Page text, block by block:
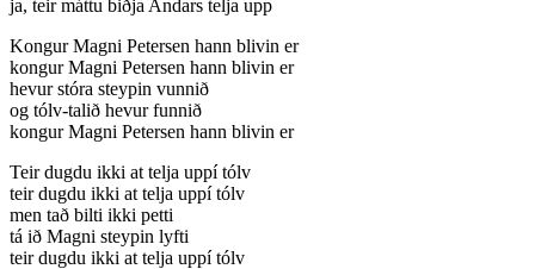
ja, teir máttu biðja Andars telja upp
Kongur Magni Petersen hann blivin er
kongur Magni Petersen hann blivin er
hevur stóra steypin vunnið
og tólv-talið hevur funnið
kongur Magni Petersen hann blivin er
Teir dugdu ikki at telja uppí tólv
teir dugdu ikki at telja uppí tólv
men tað bilti ikki petti
tá ið Magni steypin lyfti
teir dugdu ikki at telja uppí tólv